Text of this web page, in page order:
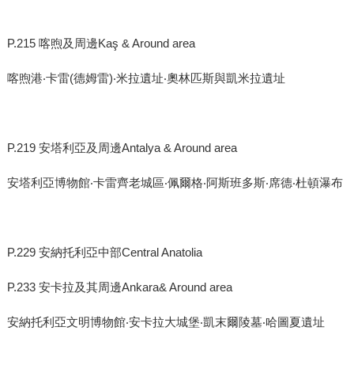
P.215 喀煦及周邊Kaş & Around area
喀煦港‧卡雷(德姆雷)‧米拉遺址‧奧林匹斯與凱米拉遺址
P.219 安塔利亞及周邊Antalya & Around area
安塔利亞博物館‧卡雷齊老城區‧佩爾格‧阿斯班多斯‧席德‧杜頓瀑布
P.229 安納托利亞中部Central Anatolia
P.233 安卡拉及其周邊Ankara& Around area
安納托利亞文明博物館‧安卡拉大城堡‧凱末爾陵墓‧哈圖夏遺址